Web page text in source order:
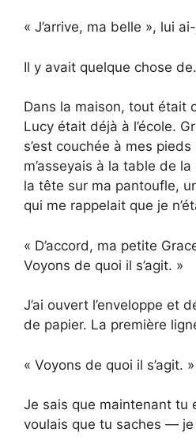
« J’arrive, ma belle », lui
Il y avait quelque chose
Dans la maison, tout était
Lucy était déjà à l’école.
s’est couchée à mes
m’asseyais à la table de
la tête sur ma pantoufle,
qui me rappelait que je
« D’accord, ma petite
Voyons de quoi il s’agit. »
J’ai ouvert l’enveloppe et
de papier. La première
« Voyons de quoi il s’agit. »
Je sais que maintenant tu
voulais que tu saches —